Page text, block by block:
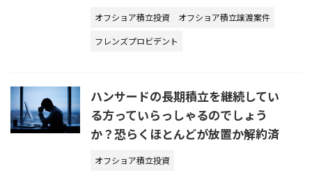
オフショア積立投資
オフショア積立譲渡案件
フレンズプロビデント
ハンサードの長期積立を継続してい
る方っていらっしゃるのでしょう
か？恐らくほとんどが放置か解約済
オフショア積立投資